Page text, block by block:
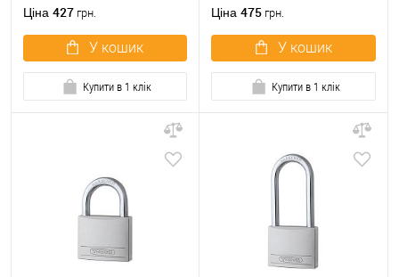
Ціна 427 грн.
У кошик
Купити в 1 клік
Ціна 475 грн.
У кошик
Купити в 1 клік